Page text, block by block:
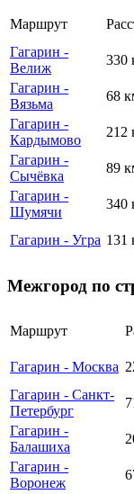
Маршрут
Гагарин -
Велиж
330
Гагарин -
Вязьма
68
Гагарин -
Кардымово
212
Гагарин -
Сычёвка
89
Гагарин -
Шумячи
340
Гагарин - Угра 131
Межгород по
Маршрут
Гагарин - Москва
Гагарин - Санкт-
Петербург
Гагарин -
Балашиха
Гагарин -
Воронеж